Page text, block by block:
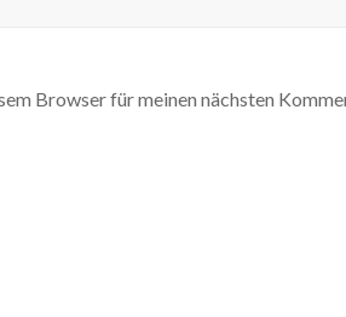
Browser für meinen nächsten